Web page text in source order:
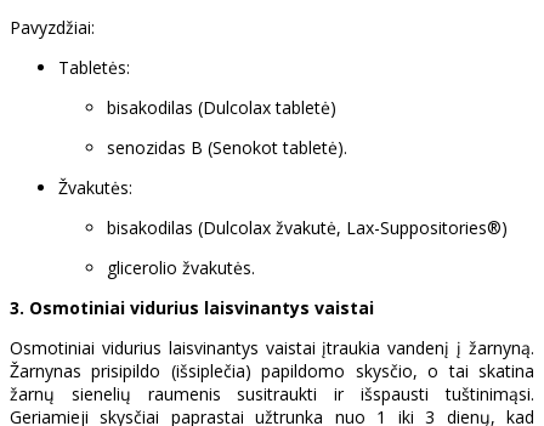
Pavyzdžiai:
Tabletės:
bisakodilas (Dulcolax tabletė)
senozidas B (Senokot tabletė).
Žvakutės:
bisakodilas (Dulcolax žvakutė, Lax-Suppositories®)
glicerolio žvakutės.
3. Osmotiniai vidurius laisvinantys vaistai
Osmotiniai vidurius laisvinantys vaistai įtraukia vandenį į žarnyną.
Žarnynas prisipildo (išsiplečia) papildomo skysčio, o tai skatina
žarnų sienelių raumenis susitraukti ir išspausti tuštinimąsi.
Geriamieji skysčiai paprastai užtrunka nuo 1 iki 3 dienų, kad